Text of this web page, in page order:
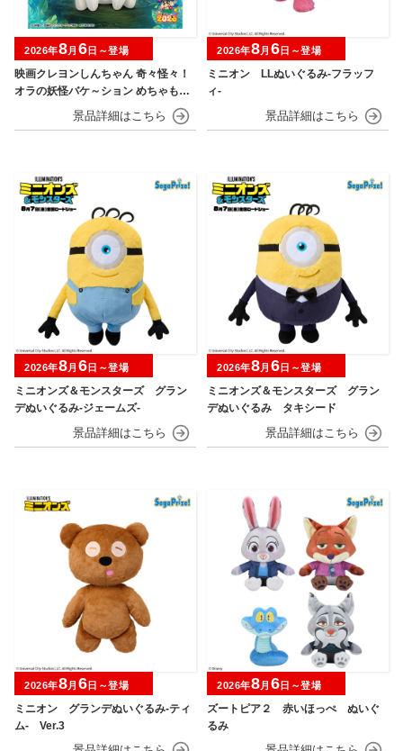
映画クレヨンしんちゃん 奇々怪々！
オラの妖怪バケ～ション めちゃもふ
ぐっとぬいぐるみ～おすわりポーズ
2026年8月 6日～登場
ミニオン LLぬいぐるみ‐フラッフ
ィ‐
2026年8月 6日～登場
ミニオンズ＆モンスターズ グラン
デぬいぐるみ‐ジェームズ‐
2026年8月 6 日～登場
ミニオンズ＆モンスターズ グラン
デぬいぐるみ タキシード
2026年8月 6 日～登場
ミニオン グランデぬいぐるみ‐ティ
ム‐ Ver.3
2026年8月 6日～登場
ズートピア２ 赤いほっぺ ぬいぐ
るみ
2026年8月 6日～登場